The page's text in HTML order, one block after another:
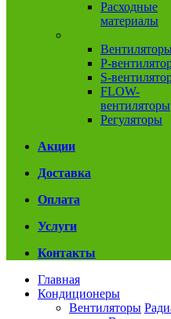
Расходные
материалы
P-
S-
FLOW-
вентиляторы
Регуляторы
Акции
Доставка
Оплата
Услуги
Контакты
Главная
Кондиционеры
Вентиляторы